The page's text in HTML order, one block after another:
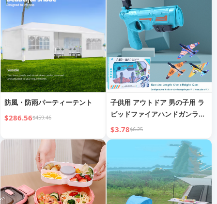
防風・防雨パーティーテント
$286.56$459.46
子供用 アウトドア 男の子用 ラ
ピッドファイアハンドガンラン
チャー グライダーモデル
$3.78$6.25